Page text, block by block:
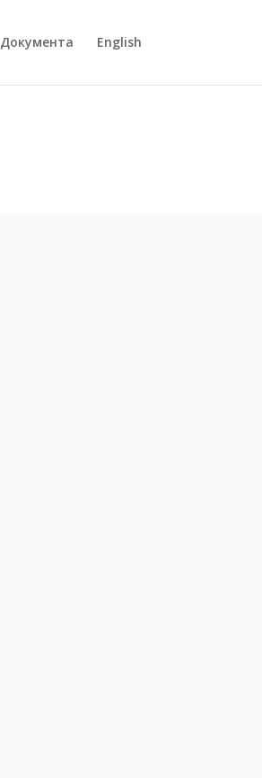
Документа English